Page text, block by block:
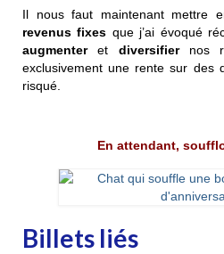
Il nous faut maintenant mettre
revenus fixes que j’ai évoqué
augmenteret diversifiernos
exclusivement une rente sur des
risqué.
En attendant,
Billets liés